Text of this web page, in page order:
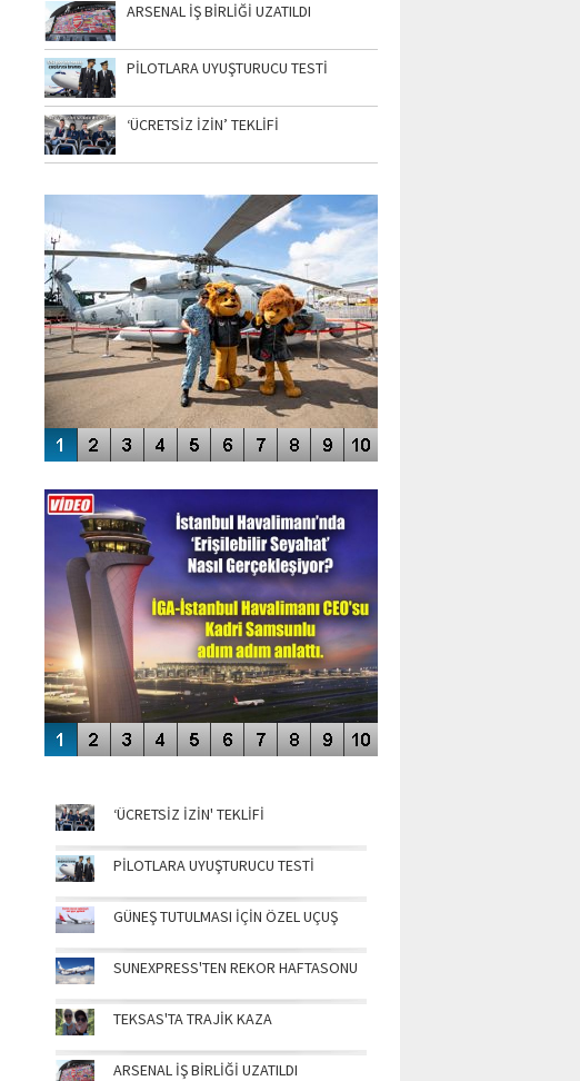
ARSENAL İŞ BİRLİĞİ UZATILDI
PİLOTLARA UYUŞTURUCU TESTİ
‘ÜCRETSİZ İZİN’ TEKLİFİ
SİNGAPUR AIRSHOW-2020
ENGELLERİN AŞILDIĞI HAVALİMANI
‘ÜCRETSİZ İZİN' TEKLİFİ
PİLOTLARA UYUŞTURUCU TESTİ
GÜNEŞ TUTULMASI İÇİN ÖZEL UÇUŞ
SUNEXPRESS'TEN REKOR HAFTASONU
TEKSAS'TA TRAJİK KAZA
ARSENAL İŞ BİRLİĞİ UZATILDI